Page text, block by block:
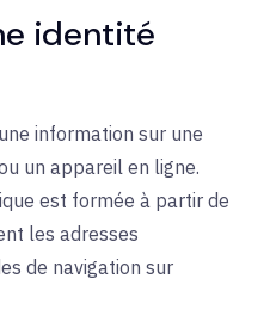
identité
information sur une
un appareil en ligne.
est formée à partir de
les adresses
de navigation sur